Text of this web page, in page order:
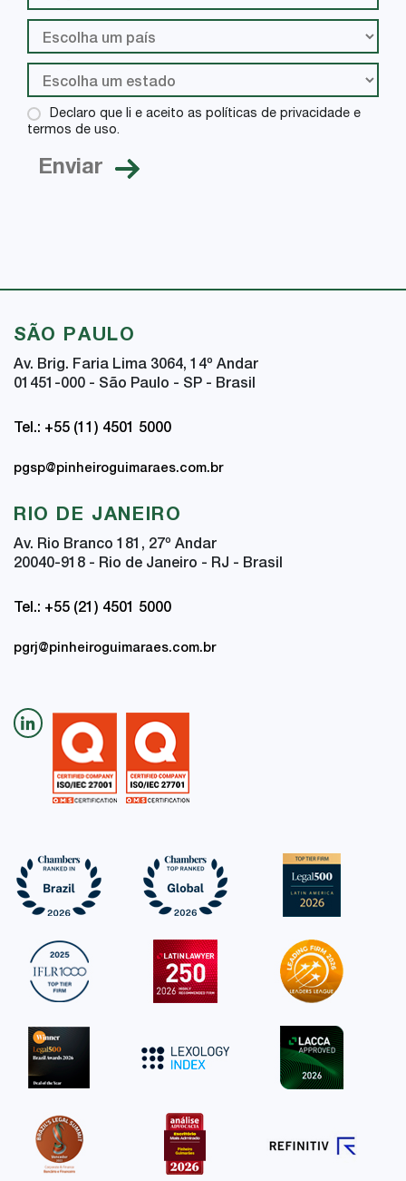
Declaro que li e aceito as políticas de privacidade e
termos de uso.
SÃO PAULO
Av. Brig. Faria Lima 3064, 14º Andar
01451-000 - São Paulo - SP - Brasil
Tel.: +55 (11) 4501 5000
pgsp@pinheiroguimaraes.com.br
RIO DE JANEIRO
Av. Rio Branco 181, 27º Andar
20040-918 - Rio de Janeiro - RJ - Brasil
Tel.: +55 (21) 4501 5000
pgrj@pinheiroguimaraes.com.br